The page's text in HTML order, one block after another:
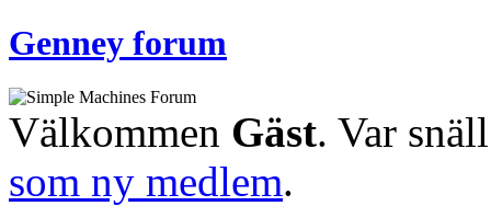
Genney forum
Välkommen Gäst. Var
som ny medlem.